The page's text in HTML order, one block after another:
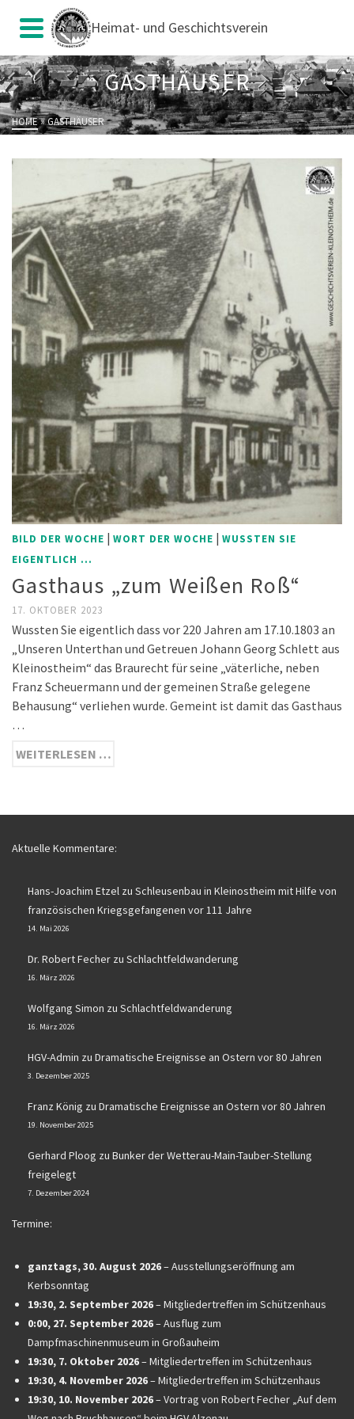
Heimat- und Geschichtsverein
GASTHÄUSER
HOME»GASTHÄUSER
BILD DER WOCHE | WORT DER WOCHE | WUSSTEN SIE
EIGENTLICH ...
Gasthaus „zum Weißen Roß“
17. OKTOBER 2023
Wussten Sie eigentlich dass vor 220 Jahren am 17.10.1803 an
„Unseren Unterthan und Getreuen Johann Georg Schlett aus
Kleinostheim“ das Braurecht für seine „väterliche, neben
Franz Scheuermann und der gemeinen Straße gelegene
Behausung“ verliehen wurde. Gemeint ist damit das Gasthaus
…
WEITERLESEN …
Aktuelle Kommentare:
Hans-Joachim Etzel zu Schleusenbau in Kleinostheim mit Hilfe von
französischen Kriegsgefangenen vor 111 Jahre
14. Mai 2026
Dr. Robert Fecher zu Schlachtfeldwanderung
16. März 2026
Wolfgang Simon zu Schlachtfeldwanderung
16. März 2026
HGV-Admin zu Dramatische Ereignisse an Ostern vor 80 Jahren
3. Dezember 2025
Franz König zu Dramatische Ereignisse an Ostern vor 80 Jahren
19. November 2025
Gerhard Ploog zu Bunker der Wetterau-Main-Tauber-Stellung
freigelegt
7. Dezember 2024
Termine:
ganztags,30. August 2026–Ausstellungseröffnung am
Kerbsonntag
19:30, 2. September 2026–Mitgliedertreffen im Schützenhaus
0:00, 27. September 2026–Ausflug zum
Dampfmaschinenmuseum in Großauheim
19:30, 7. Oktober 2026–Mitgliedertreffen im Schützenhaus
19:30, 4. November 2026–Mitgliedertreffen im Schützenhaus
19:30, 10. November 2026–Vortrag von Robert Fecher „Auf dem